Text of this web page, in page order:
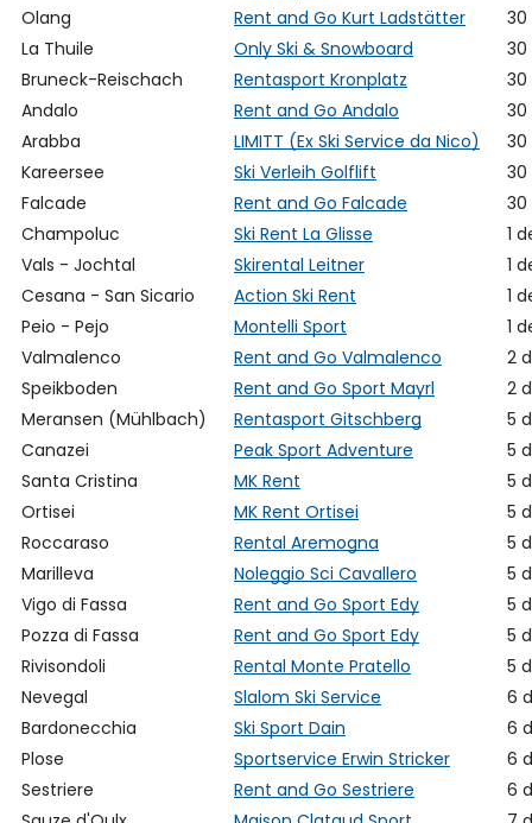
Olang
Rent and Go Kurt Ladstätter
La Thuile
Only Ski & Snowboard
Bruneck-Reischach
Rentasport Kronplatz
Andalo
Rent and Go Andalo
Arabba
LIMITT (Ex Ski Service da Nico)
Kareersee
Ski Verleih Golflift
Falcade
Rent and Go Falcade
Champoluc
Ski Rent La Glisse
1
Vals - Jochtal
Skirental Leitner
1
Cesana - San Sicario
Action Ski Rent
1
Peio - Pejo
Montelli Sport
1
Valmalenco
Rent and Go Valmalenco
2
Speikboden
Rent and Go Sport Mayrl
2
Meransen (Mühlbach)
Rentasport Gitschberg
5
Canazei
Peak Sport Adventure
5
Santa Cristina
MK Rent
5
Ortisei
MK Rent Ortisei
5
Roccaraso
Rental Aremogna
5
Marilleva
Noleggio Sci Cavallero
5
Vigo di Fassa
Rent and Go Sport Edy
5
Pozza di Fassa
Rent and Go Sport Edy
5
Rivisondoli
Rental Monte Pratello
5
Nevegal
Slalom Ski Service
6
Bardonecchia
Ski Sport Dain
6
Plose
Sportservice Erwin Stricker
6
Sestriere
Rent and Go Sestriere
6